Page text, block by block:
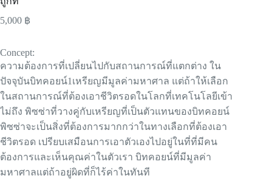
5,000 ฿
Concept:
ความต้องการที่เปลี่ยนไปกับสถานการณ์ที่แตกต่าง ใน
ปัจจุบันบิทคอยน์1เหรียญมีมูลค่ามหาศาล แต่ถ้าให้เลือก
ในสถานการณ์ที่ต้องเอาชีวิตรอดในโลกที่เทคโนโลยีเข้า
ไม่ถึง พิซซ่าที่วางคู่กับเหรียญที่เป็นตัวแทนของบิทคอยน์
พิซซ่าจะเป็นสิ่งที่ต้องการมากกว่าในทางเลือกที่ต้องเอา
ชีวิตรอด เปรียบเสมือนการเอาตัวเองไปอยู่ในที่ที่มีคน
ต้องการและเห็นคุณค่าในตัวเรา บิทคอยน์ที่มีมูลค่า
มหาศาลแต่ถ้าอยู่ผิดที่ก็ไร้ค่าในทันที